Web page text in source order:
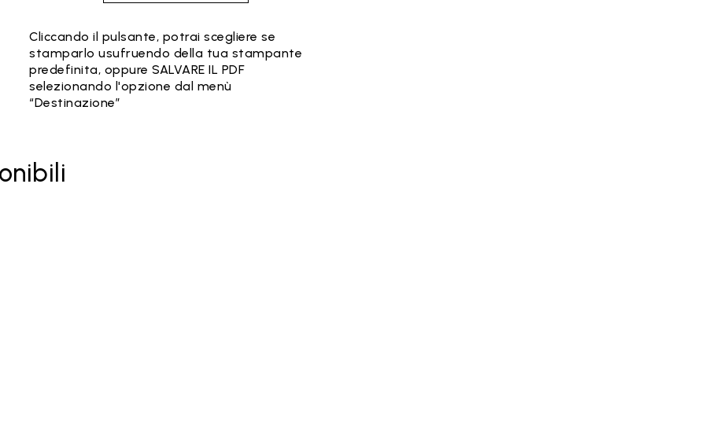
Cliccando il pulsante, potrai scegliere se
stamparlo usufruendo della tua stampante
predefinita, oppure SALVARE IL PDF
selezionando l'opzione dal menù
“Destinazione”